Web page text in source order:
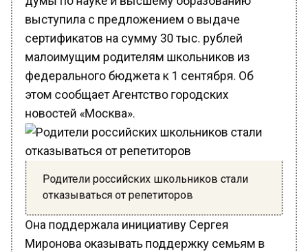
выступила с предложением о выдаче
сертификатов на сумму 30 тыс. рублей
малоимущим родителям школьников из
федерального бюджета к 1 сентября. Об
этом сообщает Агентство городских
новостей «Москва».
Родители российских школьников стали
отказываться от репетиторов
Она поддержала инициативу Сергея
Миронова оказывать поддержку семьям в